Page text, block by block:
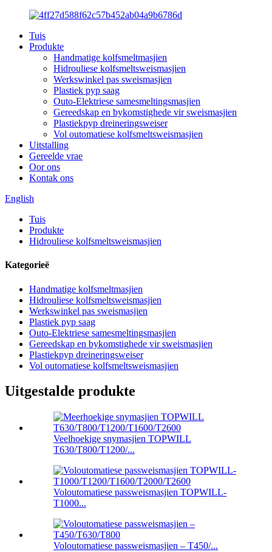
Tuis
Produkte
Handmatige kolfsmeltmasjien
Hidrouliese kolfsmeltsweismasjien
Werkswinkel pas sweismasjien
Plastiek pyp saag
Outo-Elektriese samesmeltingsmasjien
Gereedskap en bykomstighede vir sweismasjien
Plastiekpyp dreineringsweiser
Vol outomatiese kolfsmeltsweismasjien
Uitstalling
Gereelde vrae
Oor ons
Kontak ons
English
Tuis
Produkte
Hidrouliese kolfsmeltsweismasjien
Kategorieë
Handmatige kolfsmeltmasjien
Hidrouliese kolfsmeltsweismasjien
Werkswinkel pas sweismasjien
Plastiek pyp saag
Outo-Elektriese samesmeltingsmasjien
Gereedskap en bykomstighede vir sweismasjien
Plastiekpyp dreineringsweiser
Vol outomatiese kolfsmeltsweismasjien
Uitgestalde produkte
Veelhoekige snymasjien TOPWILL
T630/T800/T1200/...
Voloutomatiese passweismasjien TOPWILL-
T1000...
Voloutomatiese passweismasjien – T450/...